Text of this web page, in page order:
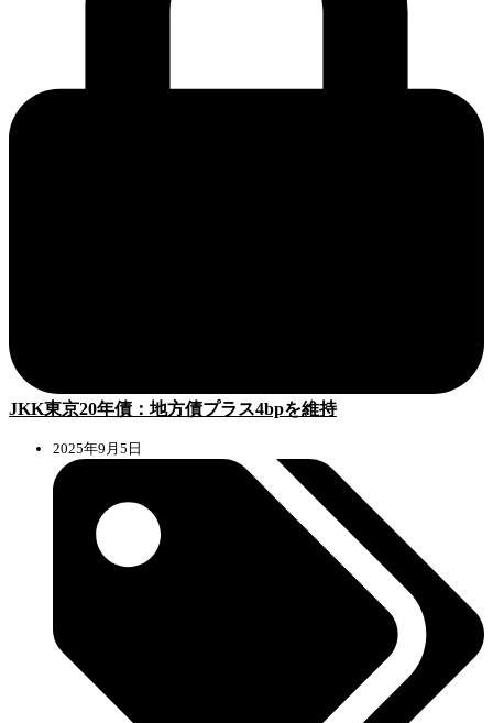
JKK東京20年債：地方債プラス4bpを維持
2025年9月5日